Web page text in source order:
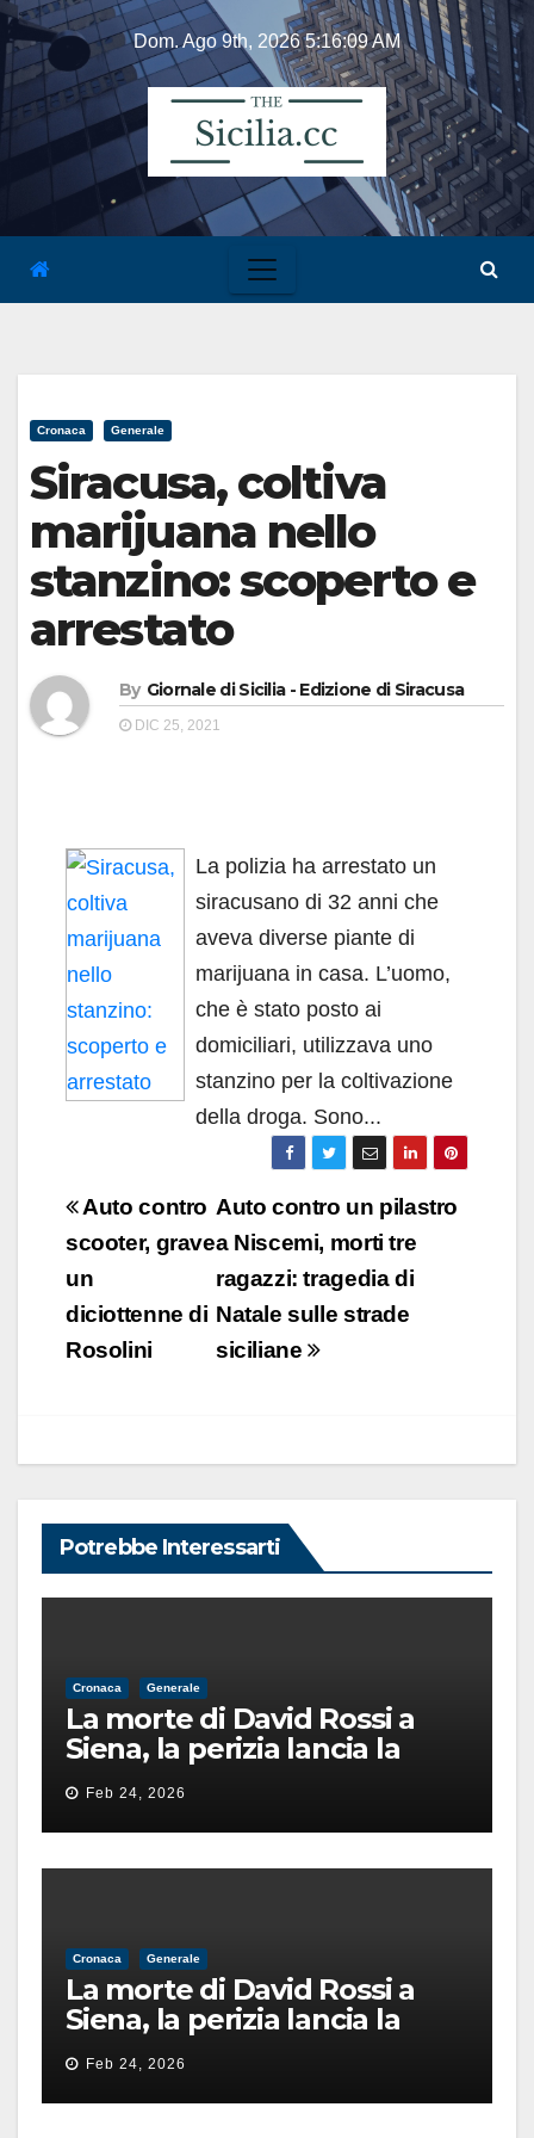
Skip
content
Dom. Ago 9th, 20265:16:09 AM
Cronaca Generale
Siracusa, coltiva
marijuana nello
stanzino: scoperto e
arrestato
By Giornale di Sicilia - Edizione di Siracusa
DIC 25, 2021
La polizia ha arrestato un
siracusano di 32 anni che
aveva diverse piante di
marijuana in casa. L’uomo,
che è stato posto ai
domiciliari, utilizzava uno
stanzino per la coltivazione
della droga. Sono...
Navigazione
articoli
Auto contro un pilastro
a Niscemi, morti tre
ragazzi: tragedia di
Natale sulle strade
siciliane
Auto contro
scooter, grave
un
diciottenne di
Rosolini
Potrebbe Interessarti
Cronaca Generale
La morte di David Rossi a
Siena, la perizia lancia la
pista di un’intimidazione
finita male
Feb 24, 2026
Cronaca Generale
La morte di David Rossi a
Siena, la perizia lancia la
pista di un’intimidazione
finita male
Feb 24, 2026